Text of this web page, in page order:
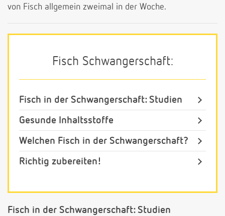
von Fisch allgemein zweimal in der Woche.
Fisch Schwangerschaft:
Fisch in der Schwangerschaft: Studien
Gesunde Inhaltsstoffe
Welchen Fisch in der Schwangerschaft?
Richtig zubereiten!
Fisch in der Schwangerschaft: Studien